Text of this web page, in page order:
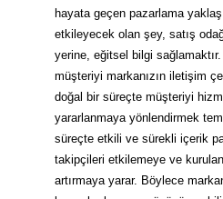
hayata geçen pazarlama
etkileyecek olan şey, satış
yerine, eğitsel bilgi
müşteriyi markanızın iletişim
doğal bir süreçte müşteriyi
yararlanmaya yönlendirmek
süreçte etkili ve sürekli içerik
takipçileri etkilemeye ve
artırmaya yarar. Böylece